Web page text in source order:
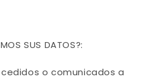
SUS DATOS?:
o comunicados a